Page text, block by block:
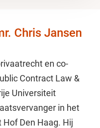
Chris Jansen
en co-
Contract Law &
Universiteit
in het
Hof Den Haag. Hij